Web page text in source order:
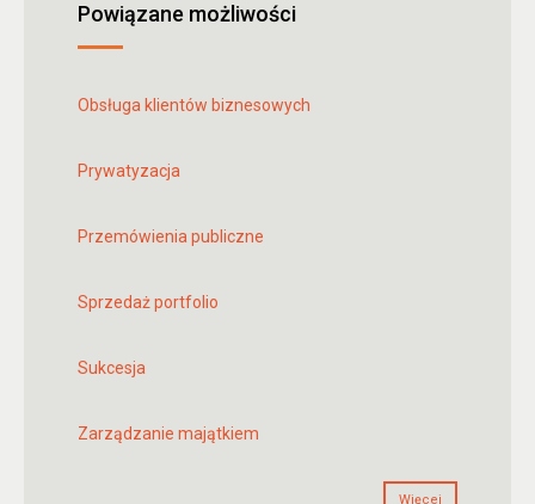
Powiązane możliwości
Obsługa klientów biznesowych
Prywatyzacja
Przemówienia publiczne
Sprzedaż portfolio
Sukcesja
Zarządzanie majątkiem
Więcej